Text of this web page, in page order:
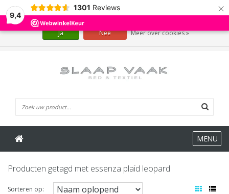
9,4
1301 Reviews ×
MENU
Producten getagd met essenza plaid leopard
Sorteren op:
Wij slaan cookies op om onze website te verbeteren. Is dat akkoord?
Ja Nee Meer over cookies »